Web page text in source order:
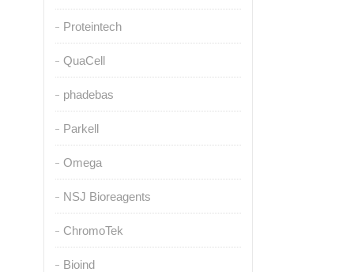
Proteintech
QuaCell
phadebas
Parkell
Omega
NSJ Bioreagents
ChromoTek
Bioind